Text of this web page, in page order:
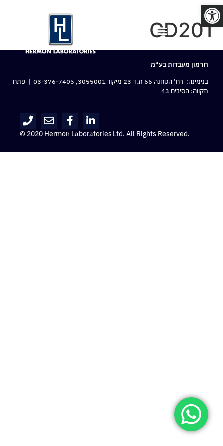
פתח סרגל נגישות
CD201
חרמון מעבדות בע“מ
בנימינה: רח‘ הטחנה 66 ת.ד 23 מיקוד 3055001,
03-376-7405 | פתח
תקווה: הסיבים 43
© 2020 Hermon Laboratories Ltd. All Rights Reserved.